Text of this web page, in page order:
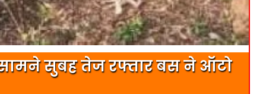
सुबह तेज रफ्तार बस ने ऑटो